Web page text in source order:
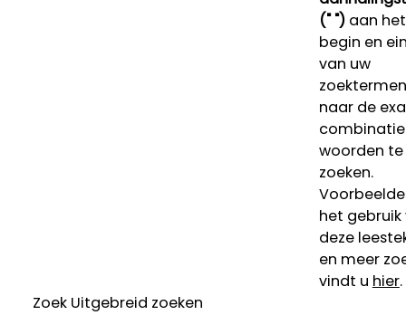
(" ")aan het
begin en
van uw
naar de
woorden te
zoeken.
het gebruik
deze
en meer
vindt u hier.
Zoek Uitgebreid zoeken